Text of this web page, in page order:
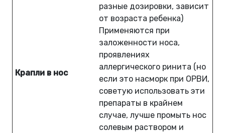
Крапли в нос
разные дозировки, зависит
от возраста ребенка)
Применяются при
заложенности носа,
проявлениях
аллергического ринита (но
если это насморк при ОРВИ,
советую использовать эти
препараты в крайнем
случае, лучше промыть нос
солевым раствором и